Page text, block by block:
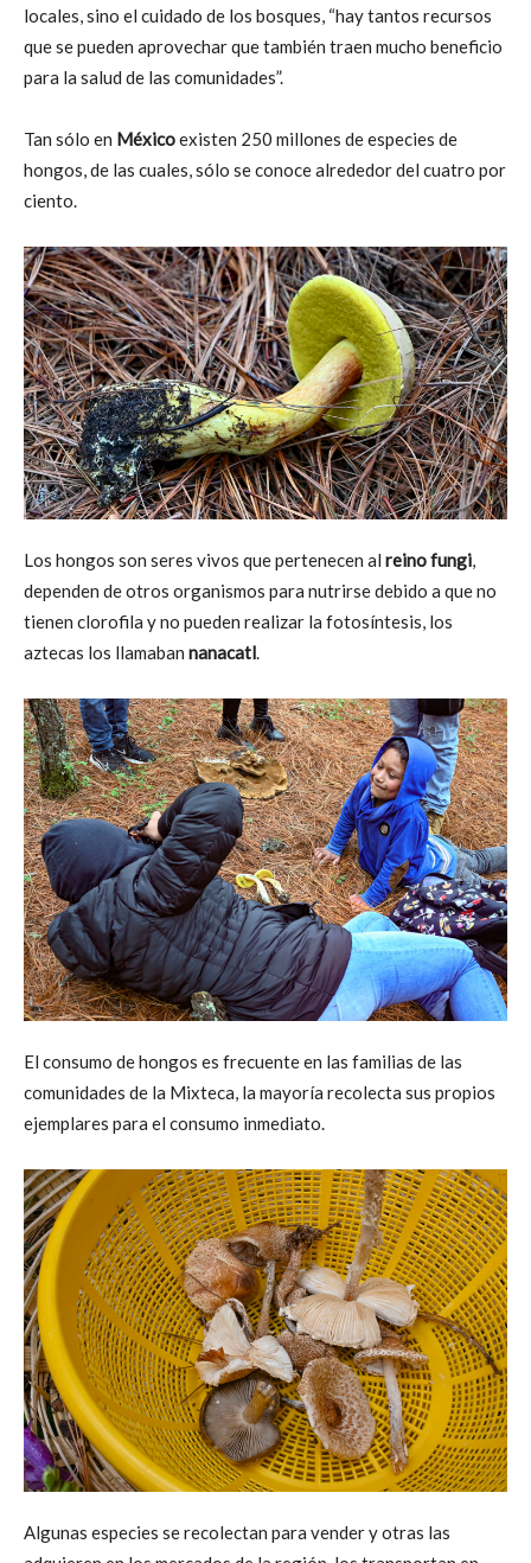
locales, sino el cuidado de los bosques, “hay tantos recursos
que se pueden aprovechar que también traen mucho beneficio
para la salud de las comunidades”.
Tan sólo en Méxicoexisten 250 millones de especies de
hongos, de las cuales, sólo se conoce alrededor del cuatro por
ciento.
Los hongos son seres vivos que pertenecen al reino fungi,
dependen de otros organismos para nutrirse debido a que no
tienen clorofila y no pueden realizar la fotosíntesis, los
aztecas los llamaban nanacatl.
El consumo de hongos es frecuente en las familias de las
comunidades de la Mixteca, la mayoría recolecta sus propios
ejemplares para el consumo inmediato.
Algunas especies se recolectan para vender y otras las